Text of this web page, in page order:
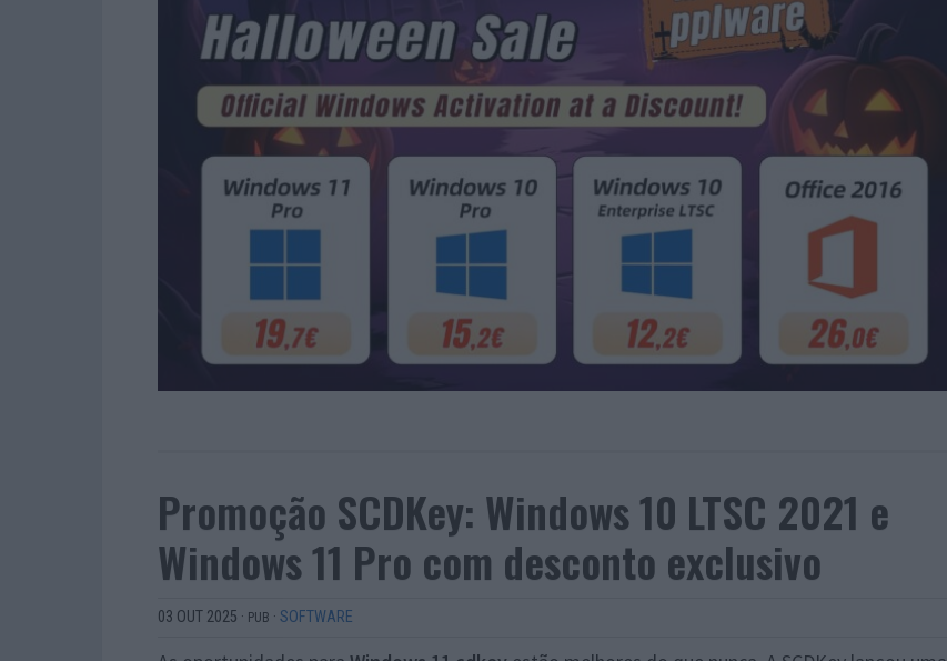
Promoção SCDKey: Windows 10 LTSC 2021 e
Windows 11 Pro com desconto exclusivo
03 OUT 2025 · PUB · SOFTWARE